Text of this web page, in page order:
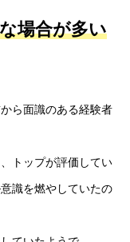
場合が多い
ら面識のある経験者
トップが評価してい
識を燃やしていたの